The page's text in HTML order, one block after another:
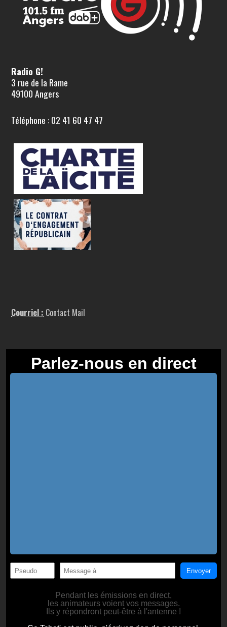
Radio G!
3 rue de la Rame
49100 Angers
Téléphone : 02 41 60 47 47
Courriel : Contact Mail